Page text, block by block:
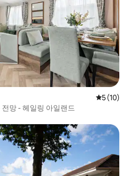
평점 5점
5 (10)
망 - 헤일링 아일랜드